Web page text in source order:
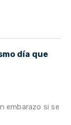
día que
embarazo si se